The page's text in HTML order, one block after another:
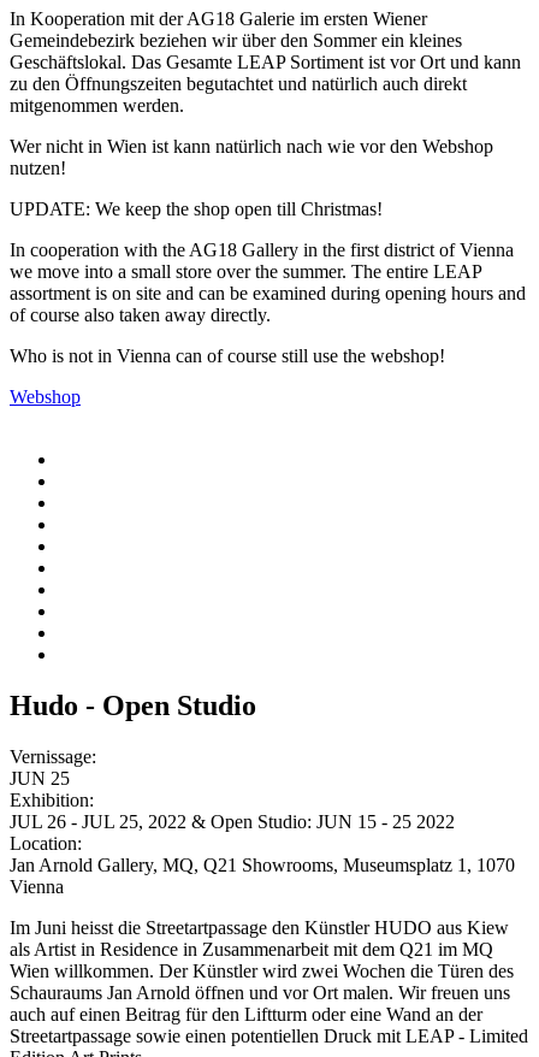
In Kooperation mit der AG18 Galerie im ersten Wiener
Gemeindebezirk beziehen wir über den Sommer ein kleines
Geschäftslokal. Das Gesamte LEAP Sortiment ist vor Ort und kann
zu den Öffnungszeiten begutachtet und natürlich auch direkt
mitgenommen werden.
Wer nicht in Wien ist kann natürlich nach wie vor den Webshop
nutzen!
UPDATE: We keep the shop open till Christmas!
In cooperation with the AG18 Gallery in the first district of Vienna
we move into a small store over the summer. The entire LEAP
assortment is on site and can be examined during opening hours and
of course also taken away directly.
Who is not in Vienna can of course still use the webshop!
Webshop
Hudo - Open Studio
Vernissage:
JUN 25
Exhibition:
JUL 26 - JUL 25, 2022 & Open Studio: JUN 15 - 25 2022
Location:
Jan Arnold Gallery, MQ, Q21 Showrooms, Museumsplatz 1, 1070
Vienna
Im Juni heisst die Streetartpassage den Künstler HUDO aus Kiew
als Artist in Residence in Zusammenarbeit mit dem Q21 im MQ
Wien willkommen. Der Künstler wird zwei Wochen die Türen des
Schauraums Jan Arnold öffnen und vor Ort malen. Wir freuen uns
auch auf einen Beitrag für den Liftturm oder eine Wand an der
Streetartpassage sowie einen potentiellen Druck mit LEAP - Limited